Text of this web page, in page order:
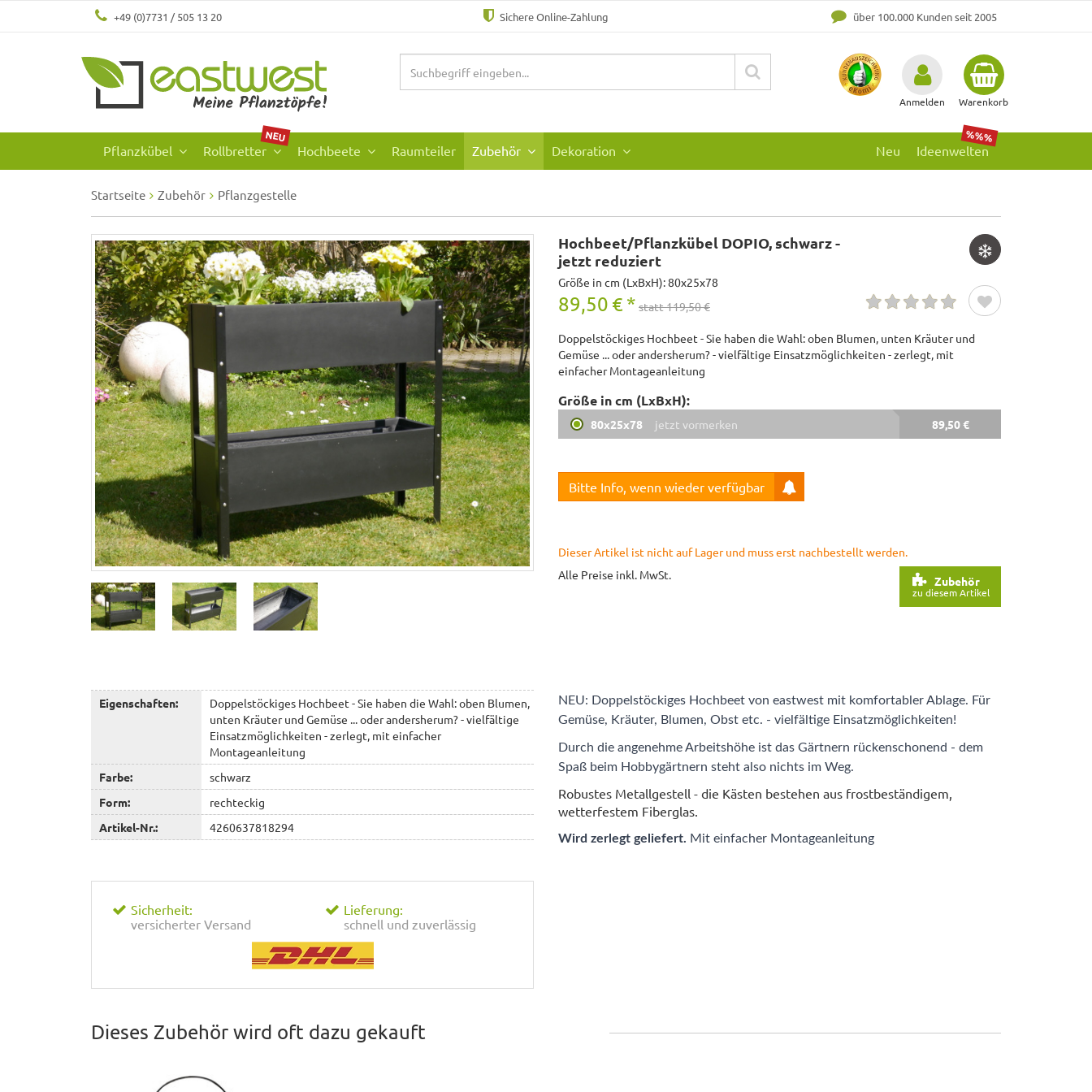
+49 (0)7731 / 505 13 20 Sichere Online-Zahlung über 100.000 Kunden seit 2005
Anmelden Warenkorb
Pflanzkübel Rollbretter
NEU
Hochbeete Raumteiler Zubehör Dekoration Ideenwelten
%%%
Neu
Startseite Zubehör Pflanzgestelle
Hochbeet/Pflanzkübel DOPIO, schwarz -
jetzt reduziert
Größe in cm (LxBxH): 80x25x78
89,50 € * statt 119,50 €
Doppelstöckiges Hochbeet - Sie haben die Wahl: oben Blumen, unten Kräuter und
Gemüse ... oder andersherum? - vielfältige Einsatzmöglichkeiten - zerlegt, mit
einfacher Montageanleitung
Größe in cm (LxBxH):
80x25x78 89,50 €
jetzt vormerken
Bitte Info, wenn wieder verfügbar
Dieser Artikel ist nicht auf Lager und muss erst nachbestellt werden.
Zubehör
zu diesem Artikel
Alle Preise inkl. MwSt.
Eigenschaften:
Doppelstöckiges Hochbeet - Sie haben die Wahl: oben Blumen,
unten Kräuter und Gemüse ... oder andersherum? - vielfältige
Einsatzmöglichkeiten - zerlegt, mit einfacher
Montageanleitung
Farbe:
schwarz
Form:
rechteckig
Artikel-Nr.:
4260637818294
Sicherheit:
versicherter Versand
Lieferung:
schnell und zuverlässig
NEU: Doppelstöckiges Hochbeet von eastwest mit komfortabler Ablage. Für
Gemüse, Kräuter, Blumen, Obst etc. - vielfältige Einsatzmöglichkeiten!
Durch die angenehme Arbeitshöhe ist das Gärtnern rückenschonend - dem
Spaß beim Hobbygärtnern steht also nichts im Weg.
Robustes Metallgestell - die Kästen bestehen aus frostbeständigem,
wetterfestem Fiberglas.
Wird zerlegt geliefert. Mit einfacher Montageanleitung
Dieses Zubehör wird oft dazu gekauft